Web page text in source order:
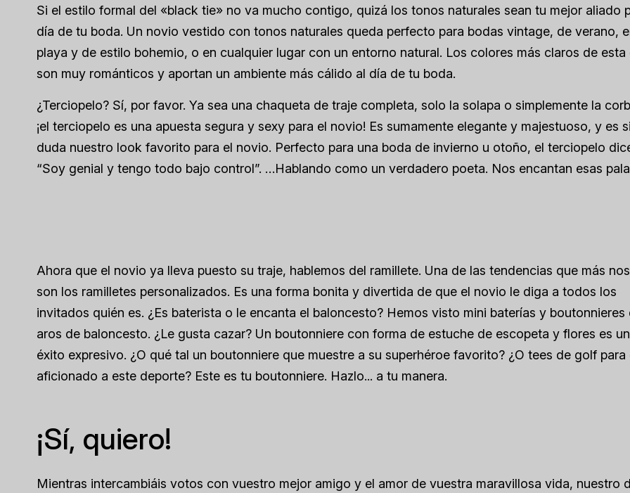
Si el estilo formal del «black tie» no va mucho contigo, quizá los tonos naturales sean tu mejor aliado
día de tu boda. Un novio vestido con tonos naturales queda perfecto para bodas vintage, de verano,
playa y de estilo bohemio, o en cualquier lugar con un entorno natural. Los colores más claros de esta
son muy románticos y aportan un ambiente más cálido al día de tu boda.
¿Terciopelo? Sí, por favor. Ya sea una chaqueta de traje completa, solo la solapa o simplemente la
¡el terciopelo es una apuesta segura y sexy para el novio! Es sumamente elegante y majestuoso, y es
duda nuestro look favorito para el novio. Perfecto para una boda de invierno u otoño, el terciopelo
“Soy genial y tengo todo bajo control”. …Hablando como un verdadero poeta. Nos encantan esas
Ahora que el novio ya lleva puesto su traje, hablemos del ramillete. Una de las tendencias que más
son los ramilletes personalizados. Es una forma bonita y divertida de que el novio le diga a todos los
invitados quién es. ¿Es baterista o le encanta el baloncesto? Hemos visto mini baterías y boutonnieres
aros de baloncesto. ¿Le gusta cazar? Un boutonniere con forma de estuche de escopeta y flores es
éxito expresivo. ¿O qué tal un boutonniere que muestre a su superhéroe favorito? ¿O tees de golf para
aficionado a este deporte? Este es tu boutonniere. Hazlo... a tu manera.
¡Sí, quiero!
Mientras intercambiáis votos con vuestro mejor amigo y el amor de vuestra maravillosa vida, nuestro